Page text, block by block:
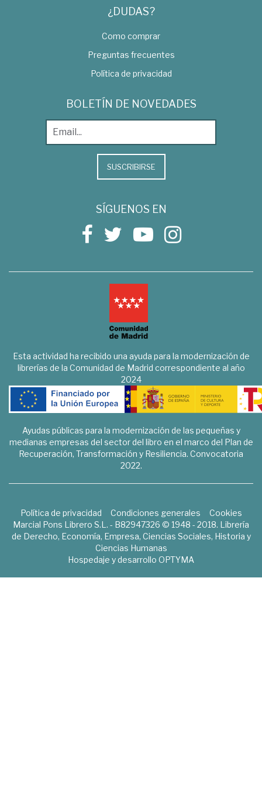
¿DUDAS?
Como comprar
Preguntas frecuentes
Política de privacidad
BOLETÍN DE NOVEDADES
SUSCRIBIRSE
SÍGUENOS EN
Esta actividad ha recibido una ayuda para la modernización de
librerías de la Comunidad de Madrid correspondiente al año
2024
Ayudas públicas para la modernización de las pequeñas y
medianas empresas del sector del libro en el marco del Plan de
Recuperación, Transformación y Resiliencia. Convocatoria
2022.
Política de privacidad Condiciones generales
Cookies
Marcial Pons Librero S.L. - B82947326 © 1948 - 2018. Librería
de Derecho, Economía, Empresa, Ciencias Sociales, Historia y
Ciencias Humanas
Hospedaje y desarrollo OPTYMA